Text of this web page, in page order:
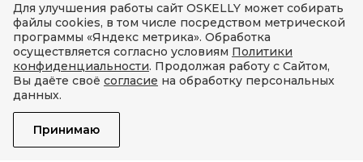
Для улучшения работы сайт OSKELLY может собирать
файлы cookies, в том числе посредством метрической
программы «Яндекс метрика». Обработка
осуществляется согласно условиям Политики
конфиденциальности. Продолжая работу с Сайтом,
Вы даёте своё согласие на обработку персональных
данных.
Принимаю